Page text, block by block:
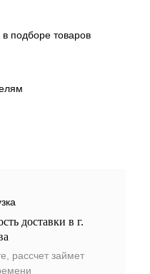
доставки в г.
рассчет займет